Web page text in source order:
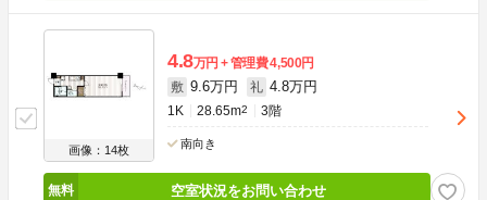
画像：14枚
4.8万円 管理費4,500円
敷 9.6万円 礼 4.8万円
1K 28.65m2 3階
南向き
空室状況をお問い合わせ